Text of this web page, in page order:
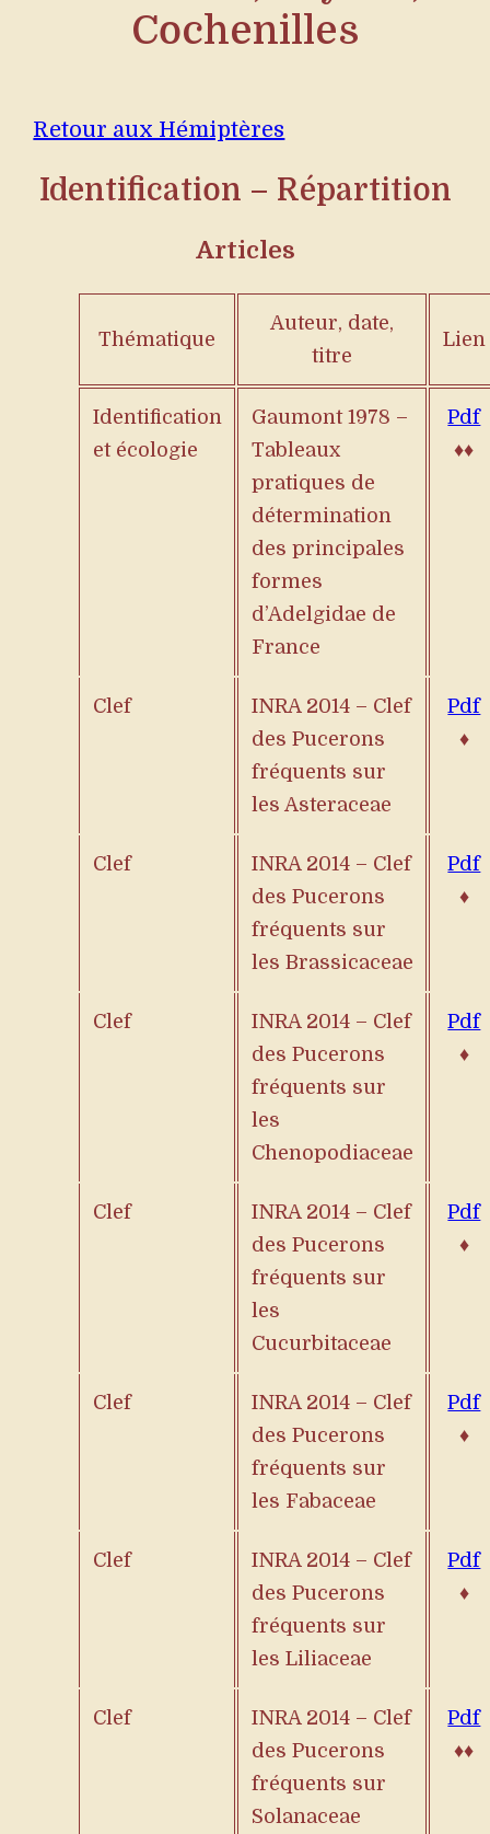
Cochenilles
Retour aux Hémiptères
Identification – Répartition
Articles
Thématique
Auteur, date,
titre
Lien
Identification
et écologie
Gaumont 1978 –
Tableaux
pratiques de
détermination
des principales
formes
d’Adelgidae de
France
Pdf
♦♦
Clef
INRA 2014 – Clef
des Pucerons
fréquents sur
les Asteraceae
Pdf
♦
Clef
INRA 2014 – Clef
des Pucerons
fréquents sur
les Brassicaceae
Pdf
♦
Clef
INRA 2014 – Clef
des Pucerons
fréquents sur
les
Chenopodiaceae
Pdf
♦
Clef
INRA 2014 – Clef
des Pucerons
fréquents sur
les
Cucurbitaceae
Pdf
♦
Clef
INRA 2014 – Clef
des Pucerons
fréquents sur
les Fabaceae
Pdf
♦
Clef
INRA 2014 – Clef
des Pucerons
fréquents sur
les Liliaceae
Pdf
♦
Clef
INRA 2014 – Clef
des Pucerons
fréquents sur
Solanaceae
Pdf
♦♦